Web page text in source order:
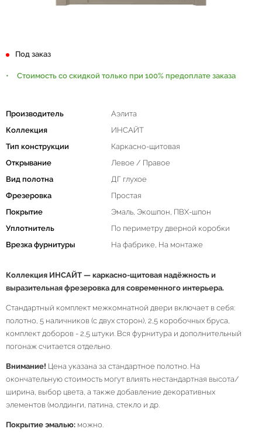
Под заказ
Стоимость со скидкой только при 100% предоплате заказа
Производитель
Аэлита
Коллекция
ИНСАЙТ
Тип конструкции
Каркасно-щитовая
Открывание
Левое / Правое
Вид полотна
ДГ глухое
Фрезеровка
Простая
Покрытие
Эмаль, Экошпон, ПВХ-шпон
Уплотнитель
По периметру дверной коробки
Врезка фурнитуры
На фабрике, На монтаже
Коллекция ИНСАЙТ — каркасно-щитовая надёжность и
выразительная фрезеровка для современного интерьера.
Стандартный комплект межкомнатной двери включает в себя:
полотно, 5 наличников (с двух сторон), 2,5 коробочных бруса,
комплект доборов - 2,5 штуки. Вся фурнитура и дополнительный
погонаж считается отдельно.
Внимание! Цена указана за стандартное полотно. На
окончательную стоимость могут влиять нестандартная высота/
ширина, выбор цвета, а также добавление декоративных
элементов (молдинги, патина, стекло и др.
Покрытие эмалью: можно.